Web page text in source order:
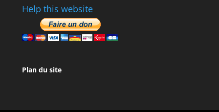
Help this website
Plan du site